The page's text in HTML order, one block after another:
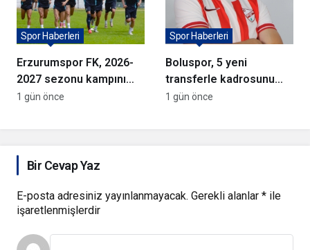
Erzurumspor FK, 2026-
2027 sezonu kampını
tamamladı
Spor Haberleri
1 gün önce
Boluspor, 5 yeni
transferle kadrosunu
güçlendirdi
Spor Haberleri
1 gün önce
Bir Cevap Yaz
E-posta adresiniz yayınlanmayacak. Gerekli alanlar * ile
işaretlenmişlerdir